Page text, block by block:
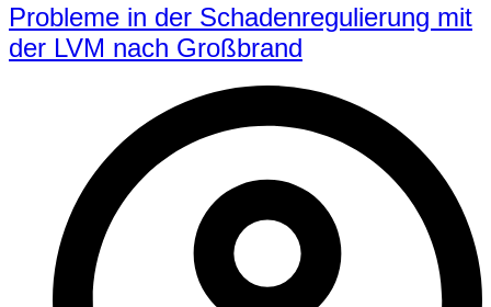
Probleme in der Schadenregulierung mit
der LVM nach Großbrand